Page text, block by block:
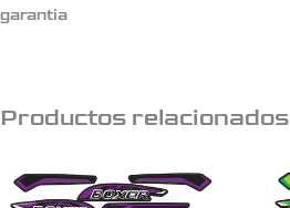
garantia
Productos relacionados